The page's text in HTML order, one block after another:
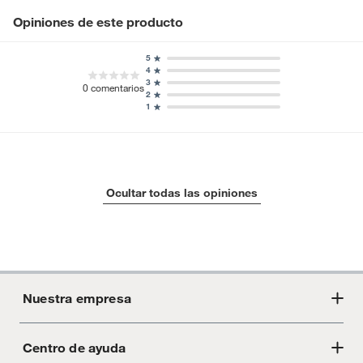
Opiniones de este producto
0comentarios
1
2
3
4
5
Ocultar todas las opiniones
Nuestra empresa
Acerca de Crate
Centro de ayuda